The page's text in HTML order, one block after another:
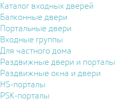
Каталог входных дверей
Балконные двери
Портальные двери
Входные группы
Для частного дома
Раздвижные двери и порталы
Раздвижные окна и двери
HS-порталы
PSK-порталы